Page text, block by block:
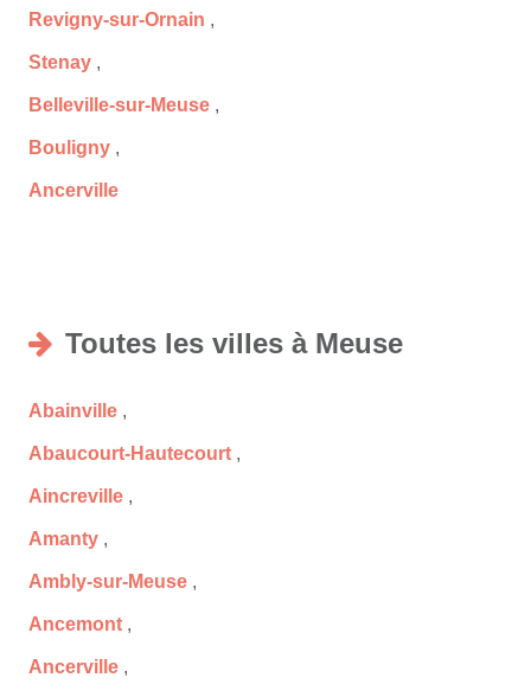
Revigny-sur-Ornain ,
Stenay ,
Belleville-sur-Meuse ,
Bouligny ,
Ancerville
Toutes les villes à Meuse
Abainville ,
Abaucourt-Hautecourt ,
Aincreville ,
Amanty ,
Ambly-sur-Meuse ,
Ancemont ,
Ancerville ,